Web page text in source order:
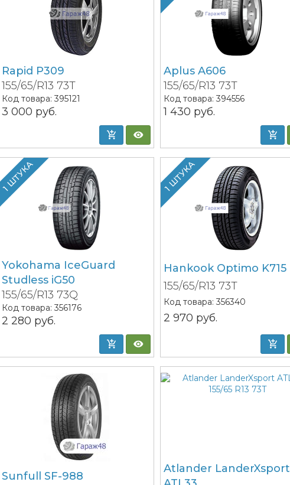
Rapid P309
155/65/R13 73T
Код товара:395121
3 000 руб.
Aplus A606
155/65/R13 73T
Код товара: 394556
1 430 руб.
1 ШТУКА
Yokohama IceGuard
Studless iG50
155/65/R13 73Q
Код товара:356176
2 280 руб.
1 ШТУКА
Hankook Optimo K715
155/65/R13 73T
Код товара: 356340
2 970 руб.
Sunfull SF-988
Atlander LanderXsport